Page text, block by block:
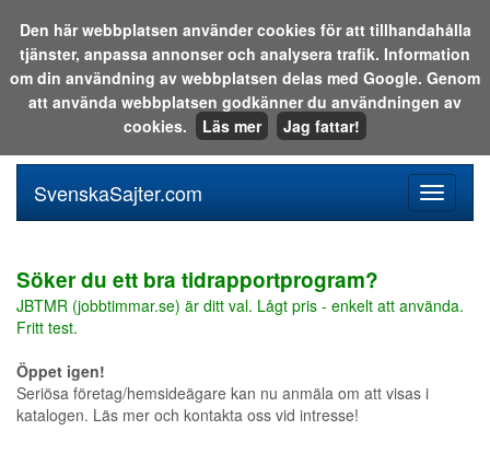
Sök i katalogen eller på webben:
meny
SvenskaSajter.com
Söker du ett bra tidrapportprogram?
JBTMR (jobbtimmar.se) är ditt val. Lågt pris - enkelt att använda.
Fritt test.
Öppet igen!
Seriösa företag/hemsideägare kan nu anmäla om att visas i
katalogen. Läs mer och kontakta oss vid intresse!
Den här webbplatsen använder cookies för att tillhandahålla
tjänster, anpassa annonser och analysera trafik. Information
om din användning av webbplatsen delas med Google. Genom
att använda webbplatsen godkänner du användningen av
cookies.
Läs mer Jag fattar!